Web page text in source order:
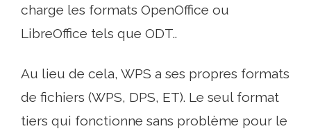
charge les formats OpenOffice ou
LibreOffice tels que ODT..
Au lieu de cela, WPS a ses propres formats
de fichiers (WPS, DPS, ET). Le seul format
tiers qui fonctionne sans problème pour le